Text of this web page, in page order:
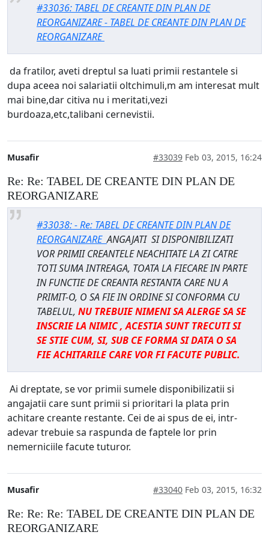
#33036: TABEL DE CREANTE DIN PLAN DE
REORGANIZARE - TABEL DE CREANTE DIN PLAN DE
REORGANIZARE
da fratilor, aveti dreptul sa luati primii restantele si
dupa aceea noi salariatii oltchimuli,m am interesat mult
mai bine,dar citiva nu i meritati,vezi
burdoaza,etc,talibani cernevistii.
Musafir #33039 Feb 03, 2015, 16:24
Re: Re: TABEL DE CREANTE DIN PLAN DE
REORGANIZARE
#33038: - Re: TABEL DE CREANTE DIN PLAN DE
REORGANIZAREANGAJATI SI DISPONIBILIZATI
VOR PRIMII CREANTELE NEACHITATE LA ZI CATRE
TOTI SUMA INTREAGA, TOATA LA FIECARE IN PARTE
IN FUNCTIE DE CREANTA RESTANTA CARE NU A
PRIMIT-O, O SA FIE IN ORDINE SI CONFORMA CU
TABELUL, NU TREBUIE NIMENI SA ALERGE SA SE
INSCRIE LA NIMIC , ACESTIA SUNT TRECUTI SI
SE STIE CUM, SI, SUB CE FORMA SI DATA O SA
FIE ACHITARILE CARE VOR FI FACUTE PUBLIC.
Ai dreptate, se vor primii sumele disponibilizatii si
angajatii care sunt primii si prioritari la plata prin
achitare creante restante. Cei de ai spus de ei, intr-
adevar trebuie sa raspunda de faptele lor prin
nemerniciile facute tuturor.
Musafir #33040 Feb 03, 2015, 16:32
Re: Re: Re: TABEL DE CREANTE DIN PLAN DE
REORGANIZARE